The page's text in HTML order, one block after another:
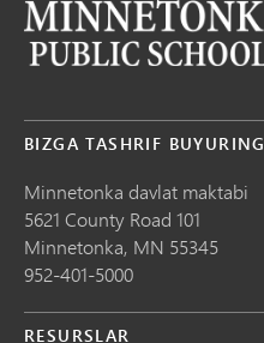
BIZGA TASHRIF BUYURING
Minnetonka davlat maktabi
5621 County Road 101
Minnetonka, MN 55345
952-401-5000
RESURSLAR